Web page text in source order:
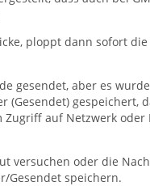
ploppt dann sofort die
gesendet, aber es
(Gesendet) gespeichert,
Zugriff auf Netzwerk oder
versuchen oder die
Gesendet speichern.